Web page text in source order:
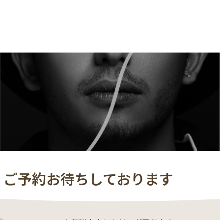
予約お待ちしております